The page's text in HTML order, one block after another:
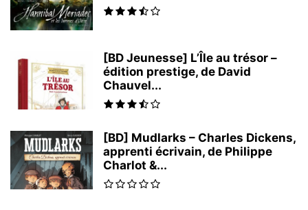
[BD Jeunesse] L’Île au trésor –
édition prestige, de David
Chauvel...
[BD] Mudlarks – Charles Dickens,
apprenti écrivain, de Philippe
Charlot &...